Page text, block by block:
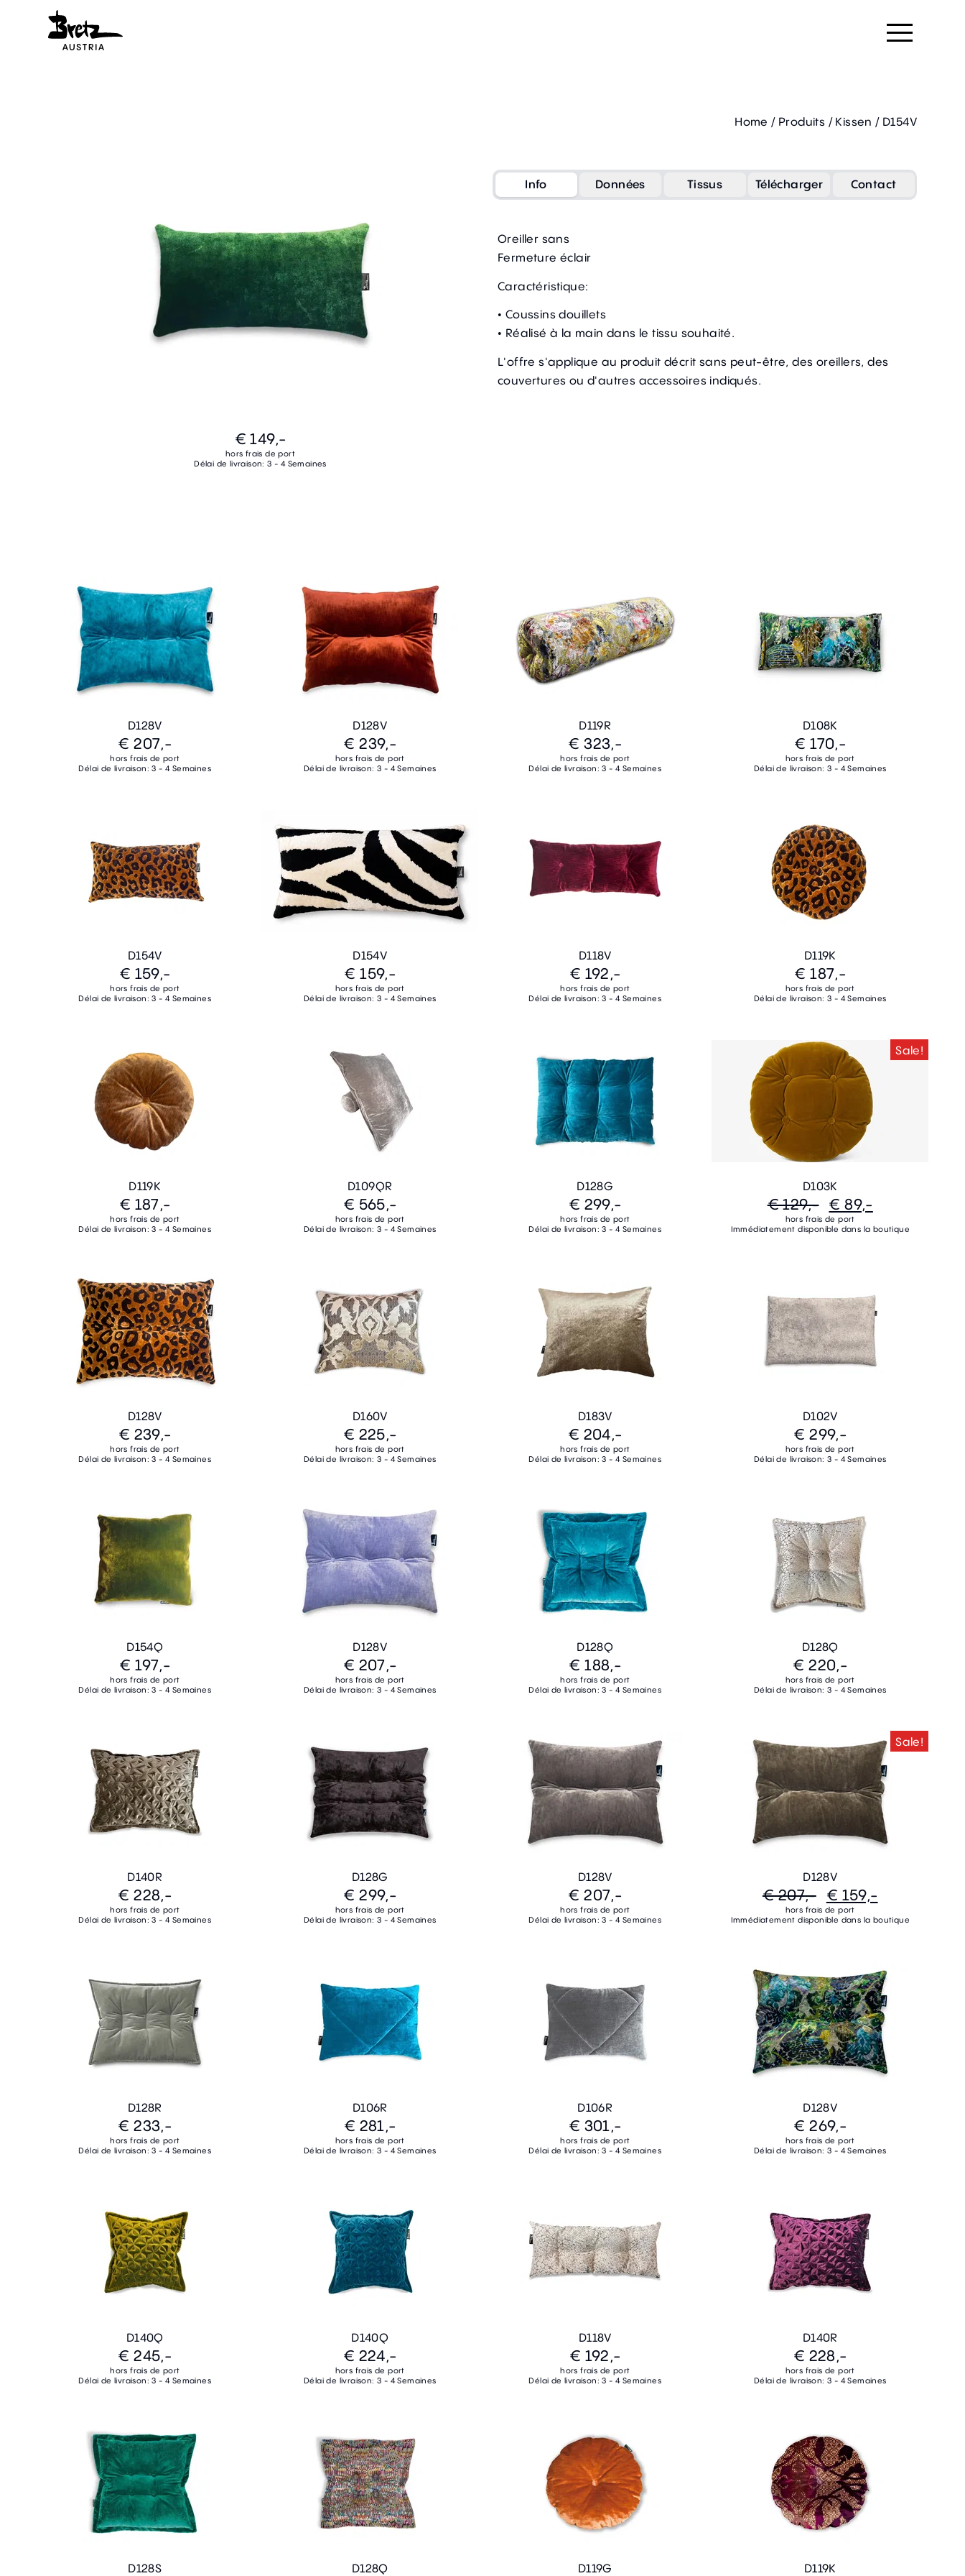
Home / Produits / Kissen / D154V
€ 149,-
hors frais de port
Délai de livraison: 3 - 4 Semaines
Info Données Tissus Télécharger Contact
Oreiller sans
Fermeture éclair
Caractéristique:
• Coussins douillets
• Réalisé à la main dans le tissu souhaité.
L'offre s'applique au produit décrit sans peut-être, des oreillers, des
couvertures ou d'autres accessoires indiqués.
D128V
€ 207,-
hors frais de port
Délai de livraison: 3 - 4 Semaines
D128V
€ 239,-
hors frais de port
Délai de livraison: 3 - 4 Semaines
D119R
€ 323,-
hors frais de port
Délai de livraison: 3 - 4 Semaines
D108K
€ 170,-
hors frais de port
Délai de livraison: 3 - 4 Semaines
D154V
€ 159,-
hors frais de port
Délai de livraison: 3 - 4 Semaines
D154V
€ 159,-
hors frais de port
Délai de livraison: 3 - 4 Semaines
D118V
€ 192,-
hors frais de port
Délai de livraison: 3 - 4 Semaines
D119K
€ 187,-
hors frais de port
Délai de livraison: 3 - 4 Semaines
D119K
€ 187,-
hors frais de port
Délai de livraison: 3 - 4 Semaines
D109QR
€ 565,-
hors frais de port
Délai de livraison: 3 - 4 Semaines
D128G
€ 299,-
hors frais de port
Délai de livraison: 3 - 4 Semaines
Sale!
D103K
€ 129,- € 89,-
hors frais de port
Immédiatement disponible dans la boutique
D128V
€ 239,-
hors frais de port
Délai de livraison: 3 - 4 Semaines
D160V
€ 225,-
hors frais de port
Délai de livraison: 3 - 4 Semaines
D183V
€ 204,-
hors frais de port
Délai de livraison: 3 - 4 Semaines
D102V
€ 299,-
hors frais de port
Délai de livraison: 3 - 4 Semaines
D154Q
€ 197,-
hors frais de port
Délai de livraison: 3 - 4 Semaines
D128V
€ 207,-
hors frais de port
Délai de livraison: 3 - 4 Semaines
D128Q
€ 188,-
hors frais de port
Délai de livraison: 3 - 4 Semaines
D128Q
€ 220,-
hors frais de port
Délai de livraison: 3 - 4 Semaines
D140R
€ 228,-
hors frais de port
Délai de livraison: 3 - 4 Semaines
D128G
€ 299,-
hors frais de port
Délai de livraison: 3 - 4 Semaines
D128V
€ 207,-
hors frais de port
Délai de livraison: 3 - 4 Semaines
Sale!
D128V
€ 207,- € 159,-
hors frais de port
Immédiatement disponible dans la boutique
D128R
€ 233,-
hors frais de port
Délai de livraison: 3 - 4 Semaines
D106R
€ 281,-
hors frais de port
Délai de livraison: 3 - 4 Semaines
D106R
€ 301,-
hors frais de port
Délai de livraison: 3 - 4 Semaines
D128V
€ 269,-
hors frais de port
Délai de livraison: 3 - 4 Semaines
D140Q
€ 245,-
hors frais de port
Délai de livraison: 3 - 4 Semaines
D140Q
€ 224,-
hors frais de port
Délai de livraison: 3 - 4 Semaines
D118V
€ 192,-
hors frais de port
Délai de livraison: 3 - 4 Semaines
D140R
€ 228,-
hors frais de port
Délai de livraison: 3 - 4 Semaines
D128S D128Q D119G D119K